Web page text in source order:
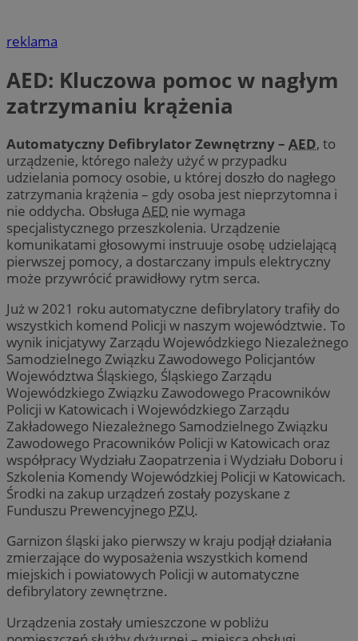
reklama
AED: Kluczowa pomoc w nagłym
zatrzymaniu krążenia
Automatyczny Defibrylator Zewnętrzny – AED, to
urządzenie, którego należy użyć w przypadku
udzielania pomocy osobie, u której doszło do nagłego
zatrzymania krążenia – gdy osoba jest nieprzytomna i
nie oddycha. Obsługa AED nie wymaga
specjalistycznego przeszkolenia. Urządzenie
komunikatami głosowymi instruuje osobę udzielającą
pierwszej pomocy, a dostarczany impuls elektryczny
może przywrócić prawidłowy rytm serca.
Już w 2021 roku automatyczne defibrylatory trafiły do
wszystkich komend Policji w naszym województwie. To
wynik inicjatywy Zarządu Wojewódzkiego Niezależnego
Samodzielnego Związku Zawodowego Policjantów
Województwa Śląskiego, Śląskiego Zarządu
Wojewódzkiego Związku Zawodowego Pracowników
Policji w Katowicach i Wojewódzkiego Zarządu
Zakładowego Niezależnego Samodzielnego Związku
Zawodowego Pracowników Policji w Katowicach oraz
współpracy Wydziału Zaopatrzenia i Wydziału Doboru i
Szkolenia Komendy Wojewódzkiej Policji w Katowicach.
Środki na zakup urządzeń zostały pozyskane z
Funduszu Prewencyjnego PZU.
Garnizon śląski jako pierwszy w kraju podjął działania
zmierzające do wyposażenia wszystkich komend
miejskich i powiatowych Policji w automatyczne
defibrylatory zewnętrzne.
Urządzenia zostały umieszczone w pobliżu